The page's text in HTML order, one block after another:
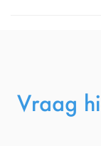
Vraag